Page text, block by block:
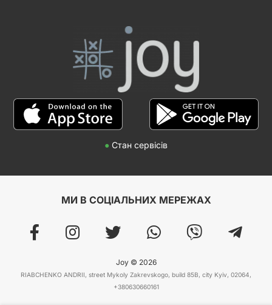
● Стан сервісів
МИ В СОЦІАЛЬНИХ МЕРЕЖАХ
Joy © 2026
RIABCHENKO ANDRII, street Mykoly Zakrevskogo, build 85B, city Kyiv, 02064,
+380630660161